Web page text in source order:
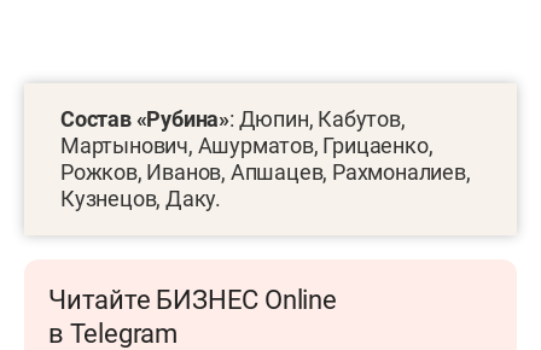
Состав «Рубина»: Дюпин, Кабутов,
Мартынович, Ашурматов, Грицаенко,
Рожков, Иванов, Апшацев, Рахмоналиев,
Кузнецов, Даку.
Читайте БИЗНЕС Online
в Telegram